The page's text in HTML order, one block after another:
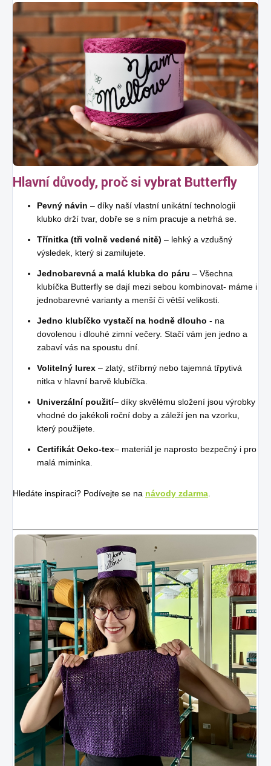
Hlavní důvody, proč si vybrat Butterfly
Pevný návin – díky naší vlastní unikátní technologii
klubko drží tvar, dobře se s ním pracuje a netrhá se.
Třínitka (tři volně vedené nitě) – lehký a vzdušný
výsledek, který si zamilujete.
Jednobarevná a malá klubka do páru – Všechna
klubíčka Butterfly se dají mezi sebou kombinovat- máme i
jednobarevné varianty a menší či větší velikosti.
Jedno klubíčko vystačí na hodně dlouho - na
dovolenou i dlouhé zimní večery. Stačí vám jen jedno a
zabaví vás na spoustu dní.
Volitelný lurex – zlatý, stříbrný nebo tajemná třpytivá
nitka v hlavní barvě klubíčka.
Univerzální použití– díky skvělému složení jsou výrobky
vhodné do jakékoli roční doby a záleží jen na vzorku,
který použijete.
Certifikát Oeko-tex– materiál je naprosto bezpečný i pro
malá miminka.
Hledáte inspiraci? Podívejte se na návody zdarma